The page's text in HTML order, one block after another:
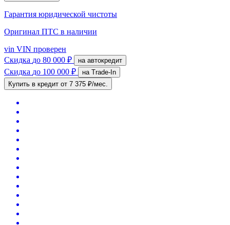
Гарантия юридической чистоты
Оригинал ПТС в наличии
vin VIN проверен
Скидка до 80 000 ₽ на автокредит
Скидка до 100 000 ₽
на Trade-In
Купить в кредит от 7 375 ₽/мес.